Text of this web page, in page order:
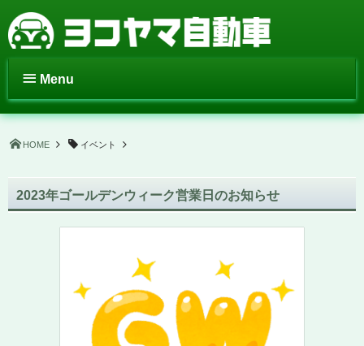
Menu
HOME イベント
2023年ゴールデンウィーク営業日のお知らせ